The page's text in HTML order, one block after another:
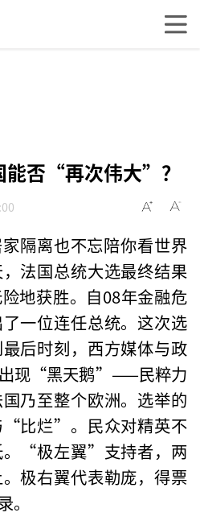
能否“再次伟大”？
隔离也不忘陪你看世界
法国总统大选最终结果
地获胜。自08年金融危
一位连任总统。这次选
后时刻，西方媒体与政
出现“黑天鹅”——民粹力
乃至整个欧洲。选举的
“比烂”。民众对精英不
。“极左翼”支持者，两
极右翼代表勒庞，得票